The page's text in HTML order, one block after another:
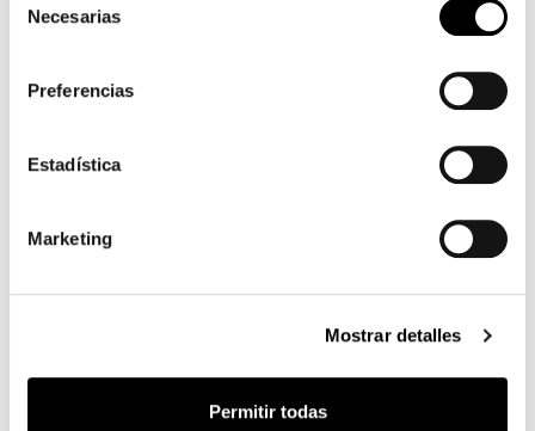
Necesarias
Preferencias
Estadística
Marketing
Mostrar detalles
Permitir todas
vecchia
Black Onyx Mountain peak Alaska White